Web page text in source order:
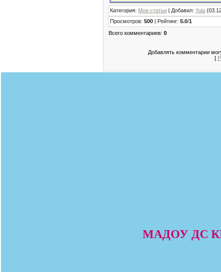
Категория: Мои статьи | Добавил: Yula
Просмотров: 500 | Рейтинг: 5.0/1
Всего комментариев: 0
Добавлять комментарии
[
МАДОУ ДС